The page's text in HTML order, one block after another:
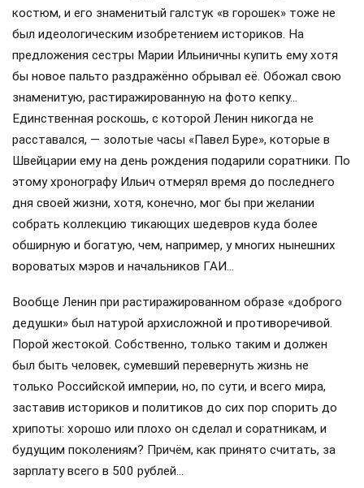
костюм, и его знаменитый галстук «в горошек» тоже не
был идеологическим изобретением историков. На
предложения сестры Марии Ильиничны купить ему хотя
бы новое пальто раздражённо обрывал её. Обожал свою
знаменитую, растиражированную на фото кепку…
Единственная роскошь, с которой Ленин никогда не
расставался, — золотые часы «Павел Буре», которые в
Швейцарии ему на день рождения подарили соратники. По
этому хронографу Ильич отмерял время до последнего
дня своей жизни, хотя, конечно, мог бы при желании
собрать коллекцию тикающих шедевров куда более
обширную и богатую, чем, например, у многих нынешних
вороватых мэров и начальников ГАИ…
Вообще Ленин при растиражированном образе «доброго
дедушки» был натурой архисложной и противоречивой.
Порой жестокой. Собственно, только таким и должен
был быть человек, сумевший перевернуть жизнь не
только Российской империи, но, по сути, и всего мира,
заставив историков и политиков до сих пор спорить до
хрипоты: хорошо или плохо он сделал и соратникам, и
будущим поколениям? Причём, как принято считать, за
зарплату всего в 500 рублей…